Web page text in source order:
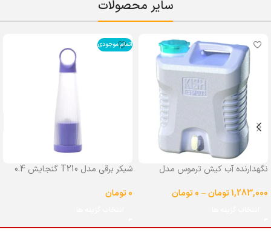
سایر محصولات
نگهدارنده آب کیش ترموس مدل
1,283,000تومان–
0تومان
اتمام موجودی
شیکر برقی مدل T210 گنجایش 0.4
0تومان